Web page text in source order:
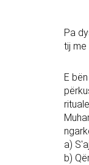
Pa
tij me
E
a)
b)